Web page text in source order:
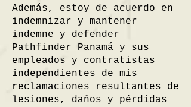
Además, estoy de acuerdo en
indemnizar y mantener
indemne y defender
Pathfinder Panamá y sus
empleados y contratistas
independientes de mis
reclamaciones resultantes de
lesiones, daños y pérdidas